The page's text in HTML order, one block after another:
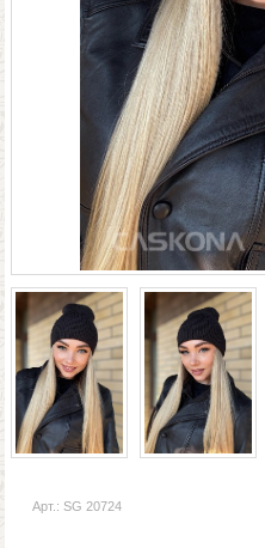
Арт.: SG 20724